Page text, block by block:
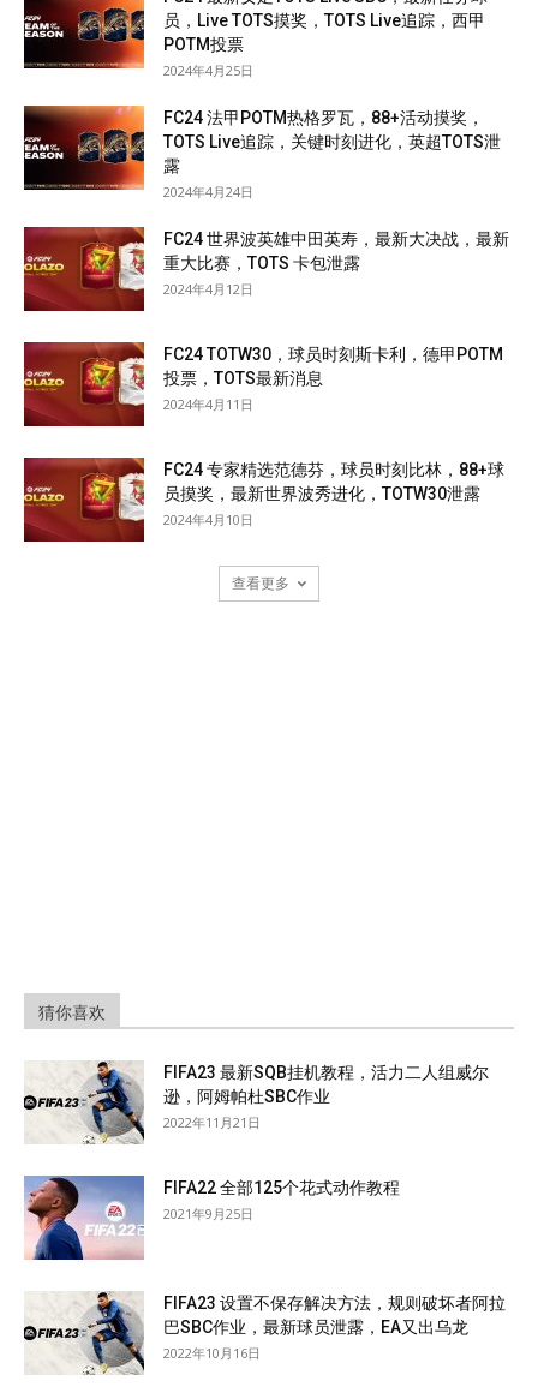
员，Live TOTS摸奖，TOTS Live追踪，西甲
POTM投票
2024年4月25日
FC24 法甲POTM热格罗瓦，88+活动摸奖，
TOTS Live追踪，关键时刻进化，英超TOTS泄
露
2024年4月24日
FC24 世界波英雄中田英寿，最新大决战，最新
重大比赛，TOTS 卡包泄露
2024年4月12日
FC24 TOTW30，球员时刻斯卡利，德甲POTM
投票，TOTS最新消息
2024年4月11日
FC24 专家精选范德芬，球员时刻比林，88+球
员摸奖，最新世界波秀进化，TOTW30泄露
2024年4月10日
查看更多
猜你喜欢
FIFA23 最新SQB挂机教程，活力二人组威尔
逊，阿姆帕杜SBC作业
2022年11月21日
FIFA22 全部125个花式动作教程
2021年9月25日
FIFA23 设置不保存解决方法，规则破坏者阿拉
巴SBC作业，最新球员泄露，EA又出乌龙
2022年10月16日